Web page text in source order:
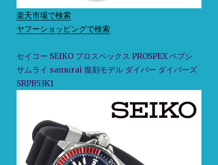
SBDX021
に
楽天市場で検索
ヤフーショッピングで検索
セイコー SEIKO プロスペックス PROSPEX ペプシ
サムライ samurai 復刻モデル ダイバー ダイバーズ
SRPB53K1